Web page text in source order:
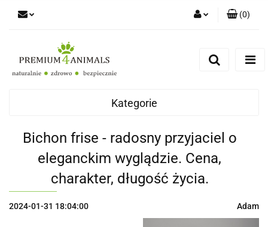
(0)
Kategorie
Bichon frise - radosny przyjaciel o
eleganckim wyglądzie. Cena,
charakter, długość życia.
2024-01-31 18:04:00 Adam